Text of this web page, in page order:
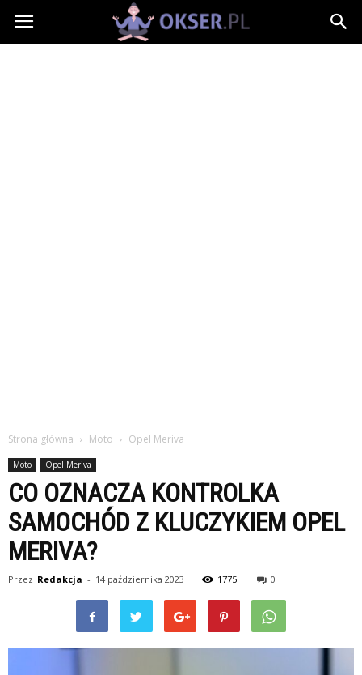
Okser.pl
Strona główna Moto Opel Meriva
Moto Opel Meriva
CO OZNACZA KONTROLKA
SAMOCHÓD Z KLUCZYKIEM OPEL
MERIVA?
Przez Redakcja - 14 października 2023 1775 0